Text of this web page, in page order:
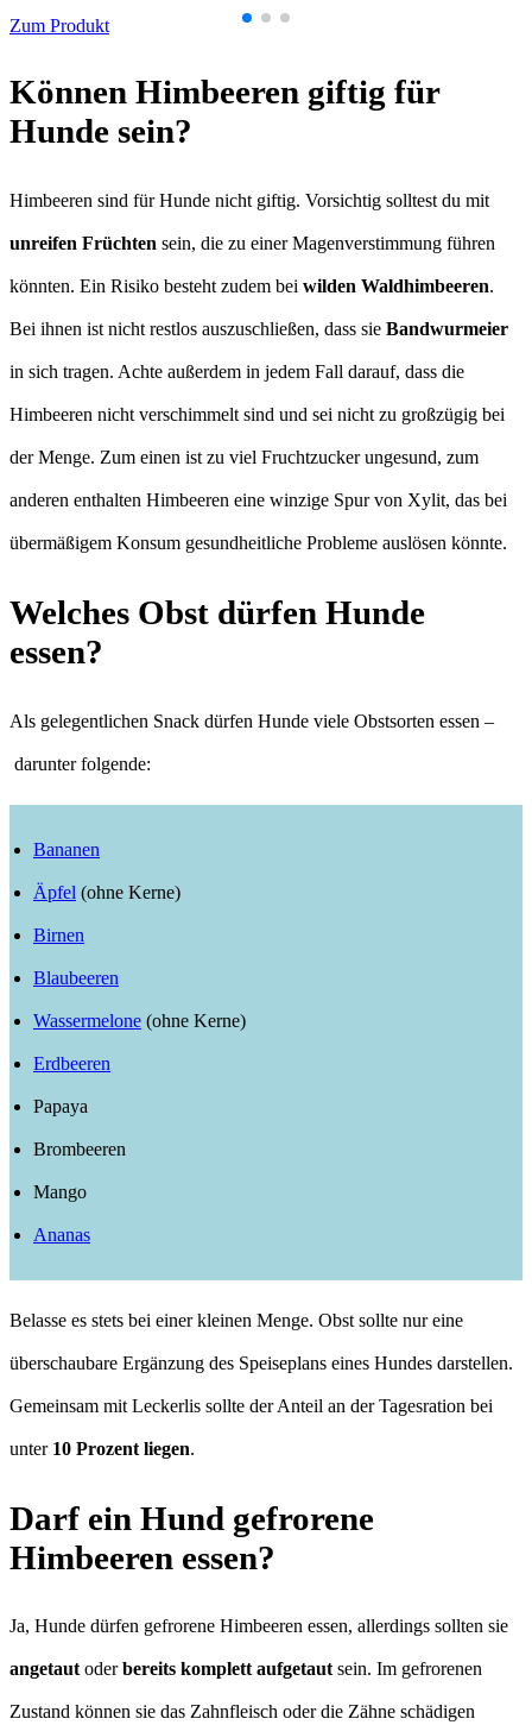
Zum Produkt
Können Himbeeren giftig für
Hunde sein?
Himbeeren sind für Hunde nicht giftig. Vorsichtig solltest du mit
unreifen Früchten sein, die zu einer Magenverstimmung führen
könnten. Ein Risiko besteht zudem bei wilden Waldhimbeeren.
Bei ihnen ist nicht restlos auszuschließen, dass sie Bandwurmeier
in sich tragen. Achte außerdem in jedem Fall darauf, dass die
Himbeeren nicht verschimmelt sind und sei nicht zu großzügig bei
der Menge. Zum einen ist zu viel Fruchtzucker ungesund, zum
anderen enthalten Himbeeren eine winzige Spur von Xylit, das bei
übermäßigem Konsum gesundheitliche Probleme auslösen könnte.
Welches Obst dürfen Hunde
essen?
Als gelegentlichen Snack dürfen Hunde viele Obstsorten essen –
darunter folgende:
Bananen
Äpfel (ohne Kerne)
Birnen
Blaubeeren
Wassermelone (ohne Kerne)
Erdbeeren
Papaya
Brombeeren
Mango
Ananas
Belasse es stets bei einer kleinen Menge. Obst sollte nur eine
überschaubare Ergänzung des Speiseplans eines Hundes darstellen.
Gemeinsam mit Leckerlis sollte der Anteil an der Tagesration bei
unter10 Prozent liegen.
Darf ein Hund gefrorene
Himbeeren essen?
Ja, Hunde dürfen gefrorene Himbeeren essen, allerdings sollten sie
angetaut oderbereits komplett aufgetaut sein. Im gefrorenen
Zustand können sie das Zahnfleisch oder die Zähne schädigen